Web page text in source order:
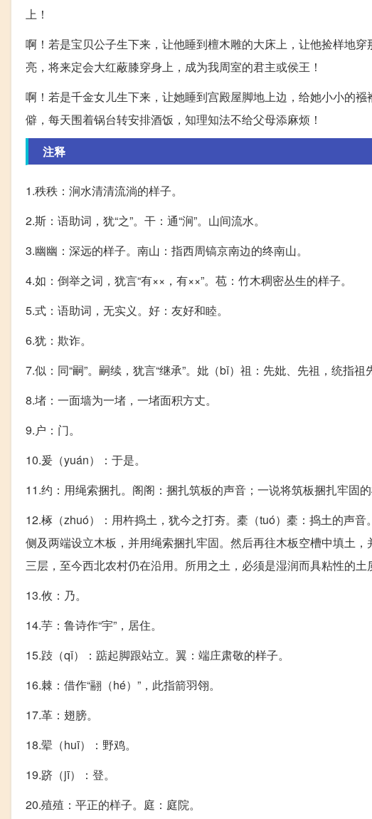
上！
啊！若是宝贝公子生下来，让他睡到檀木雕的大床上，让他捡样地
亮，将来定会大红蔽膝穿身上，成为我周室的君主或侯王！
啊！若是千金女儿生下来，让她睡到宫殿屋脚地上边，给她小小的
僻，每天围着锅台转安排酒饭，知理知法不给父母添麻烦！
注释
1.秩秩：涧水清清流淌的样子。
2.斯：语助词，犹“之”。干：通“涧”。山间流水。
3.幽幽：深远的样子。南山：指西周镐京南边的终南山。
4.如：倒举之词，犹言“有××，有××”。苞：竹木稠密丛生的样子。
5.式：语助词，无实义。好：友好和睦。
6.犹：欺诈。
7.似：同“嗣”。嗣续，犹言“继承”。妣（bǐ）祖：先妣、先祖，统指祖
8.堵：一面墙为一堵，一堵面积方丈。
9.户：门。
10.爰（yuán）：于是。
11.约：用绳索捆扎。阁阁：捆扎筑板的声音；一说将筑板捆扎牢固的
12.椓（zhuó）：用杵捣土，犹今之打夯。橐（tuó）橐：捣土的声
侧及两端设立木板，并用绳索捆扎牢固。然后再往木板空槽中填土
三层，至今西北农村仍在沿用。所用之土，必须是湿润而具粘性的土
13.攸：乃。
14.芋：鲁诗作“宇”，居住。
15.跂（qǐ）：踮起脚跟站立。翼：端庄肃敬的样子。
16.棘：借作“翮（hé）”，此指箭羽翎。
17.革：翅膀。
18.翚（huī）：野鸡。
19.跻（jī）：登。
20.殖殖：平正的样子。庭：庭院。